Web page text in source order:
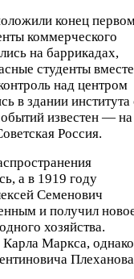
конец
коммерческого
на баррикадах,
студенты
над центром
в здании института
известен — на
Россия.
а в 1919 году
Семенович
и получил
хозяйства.
Маркса,